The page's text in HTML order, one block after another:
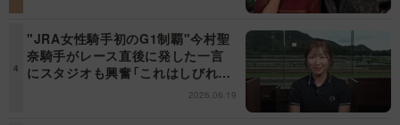
"JRA女性騎手初のG1制覇"今村聖
奈騎手がレース直後に発した一言
にスタジオも興奮「これはしびれ
2026.06.19